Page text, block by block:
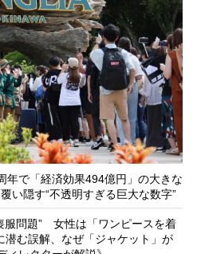
年で「経済効果494億円」の大きな
い隠す“不透明すぎる巨大な数字”
服問題” 女性は「ワンピースを着
潜む誤解、なぜ「ジャケット」が